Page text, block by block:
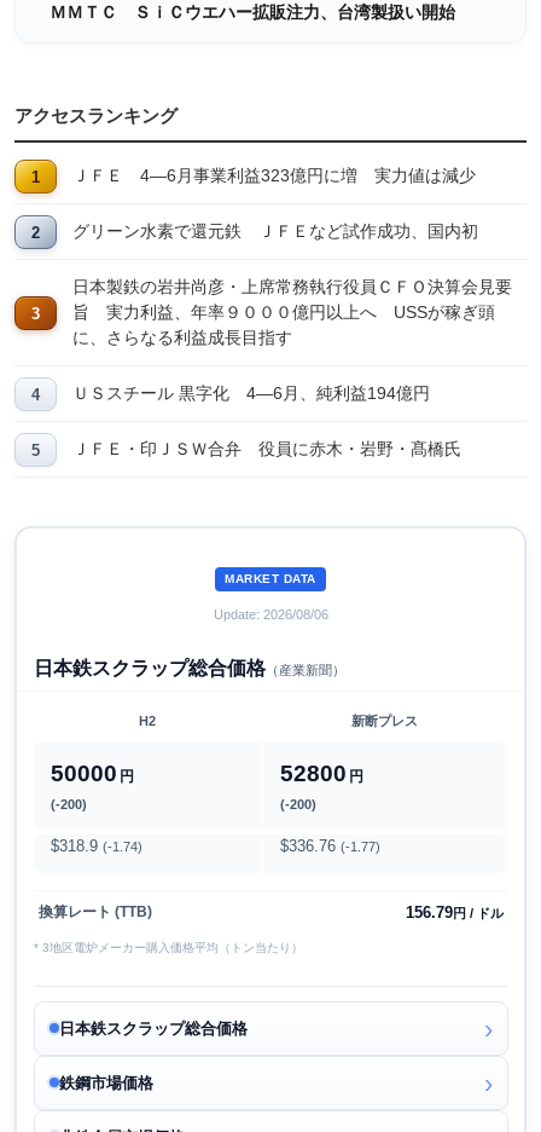
ＭＭＴＣ ＳｉＣウエハー拡販注力、台湾製扱い開始
アクセスランキング
ＪＦＥ 4―6月事業利益323億円に増 実力値は減少
グリーン水素で還元鉄 ＪＦＥなど試作成功、国内初
日本製鉄の岩井尚彦・上席常務執行役員ＣＦＯ決算会見要
旨 実力利益、年率９０００億円以上へ USSが稼ぎ頭
に、さらなる利益成長目指す
ＵＳスチール 黒字化 4―6月、純利益194億円
ＪＦＥ・印ＪＳＷ合弁 役員に赤木・岩野・髙橋氏
MARKET DATA
Update: 2026/08/06
日本鉄スクラップ総合価格（産業新聞）
H2 新断プレス
50000 円
(-200)
52800 円
(-200)
$318.9 (-1.74) $336.76 (-1.77)
換算レート (TTB) 156.79円 / ドル
* 3地区電炉メーカー購入価格平均（トン当たり）
日本鉄スクラップ総合価格
鉄鋼市場価格